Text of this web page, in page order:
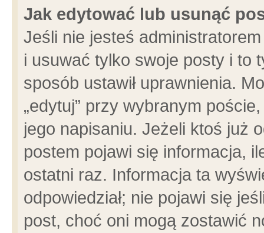
Jak edytować lub usunąć
Jeśli nie jesteś
i usuwać tylko swoje posty i to
sposób ustawił uprawnienia.
„edytuj” przy wybranym
jego napisaniu. Jeżeli ktoś już
postem pojawi się informacja,
ostatni raz. Informacja ta
odpowiedział; nie pojawi się
post, choć oni mogą zostawić